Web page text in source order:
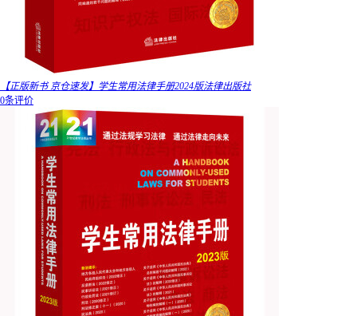
【正版新书 京仓速发】学生常用法律手册2024版法律出版社
0条评价